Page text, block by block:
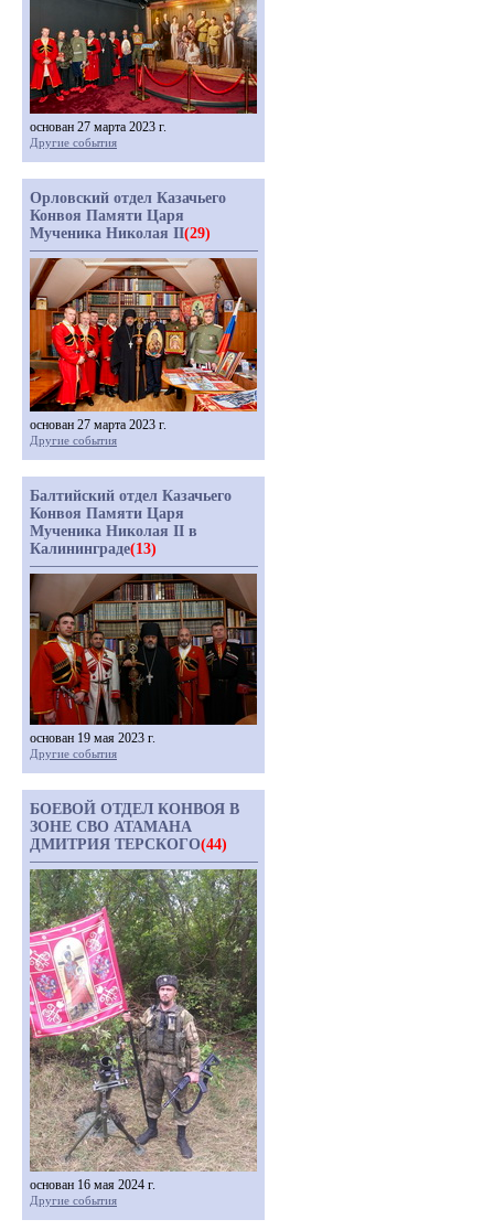
основан 27 марта 2023 г.
Другие события
Орловский отдел Казачьего
Конвоя Памяти Царя
Мученика Николая II(29)
основан 27 марта 2023 г.
Другие события
Балтийский отдел Казачьего
Конвоя Памяти Царя
Мученика Николая II в
Калининграде(13)
основан 19 мая 2023 г.
Другие события
БОЕВОЙ ОТДЕЛ КОНВОЯ В
ЗОНЕ СВО АТАМАНА
ДМИТРИЯ ТЕРСКОГО(44)
основан 16 мая 2024 г.
Другие события